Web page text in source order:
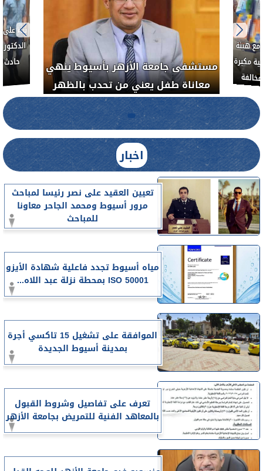
بناءً
حادث
مستشفى جامعة الأزهر بأسيوط ينهي
معاناة طفل يعني من تحدب بالظهر
هيئة
مكبرة
اخبار
تعيين العقيد على نصر رئيسا لمباحث
مرور أسيوط ومحمد الجاحر معاونا
للمباحث
مياه أسيوط تجدد فاعلية شهادة الأيزو
ISO 50001 بمحطة نزلة عبد اللاه...
الموافقة على تشغيل 15 تاكسي أجرة
بمدينة أسيوط الجديدة
تعرف على تفاصيل وشروط القبول
بالمعاهد الفنية للتمريض بجامعة الأزهر